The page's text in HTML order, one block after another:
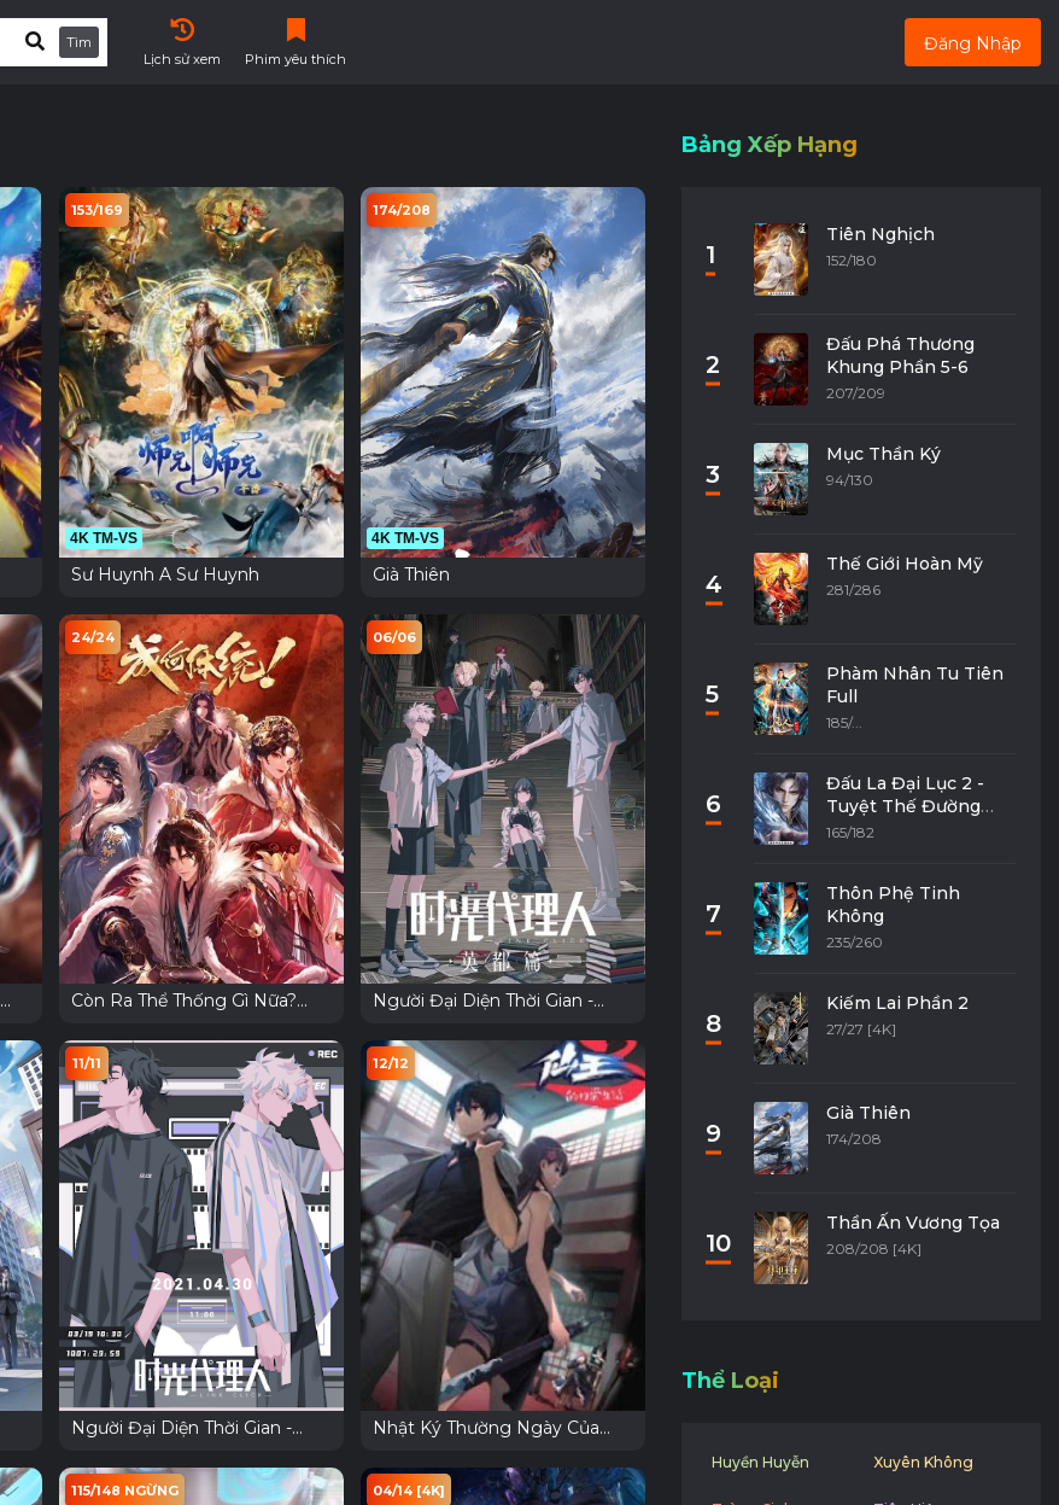
Tìm
Lịch sử xem
Phim yêu thích
Đăng Nhập
153/169
4K TM-VS
Sư Huynh A Sư Huynh
174/208
4K TM-VS
Già Thiên
24/24
Còn Ra Thể Thống Gì Nữa?
06/06
Người Đại Diện Thời Gian -
Quốc
11/11
Người Đại Diện Thời Gian -
12/12
Nhật Ký Thường Ngày Của
115/148 NGỪNG 04/14 [4K]
Bảng Xếp Hạng
1
Tiên Nghịch
152/180
2
Đấu Phá Thương
Khung Phần 5-6
207/209
3
Mục Thần Ký
94/130
4
Thế Giới Hoàn Mỹ
281/286
5
Phàm Nhân Tu Tiên
Full
185/...
6
Đấu La Đại Lục 2 -
Tuyệt Thế Đường
Môn
165/182
7
Thôn Phệ Tinh
Không
235/260
8
Kiếm Lai Phần 2
27/27 [4K]
9
Già Thiên
174/208
10
Thần Ấn Vương Tọa
208/208 [4K]
Thể Loại
Huyền Huyễn Xuyên Không